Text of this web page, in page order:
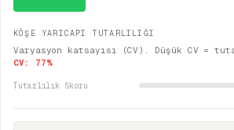
KÖŞE YARICAPI TUTARLILIĞI
Varyasyon katsayısı (CV). Düşük CV =
CV: 77%
Tutarlılık Skoru